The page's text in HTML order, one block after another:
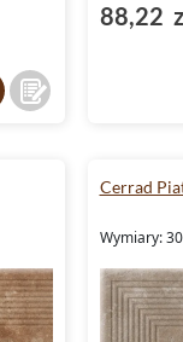
88,22
Cerrad
Wymiary: